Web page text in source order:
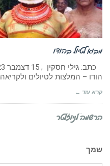
מבוא לטיול בהודו
הודו – המלצות לטיולים ולקריאה
קרא עוד ←
הרשמה לניוזלטר
שמך